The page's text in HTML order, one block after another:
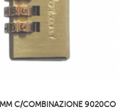
C/COMBINAZIONE 9020CO